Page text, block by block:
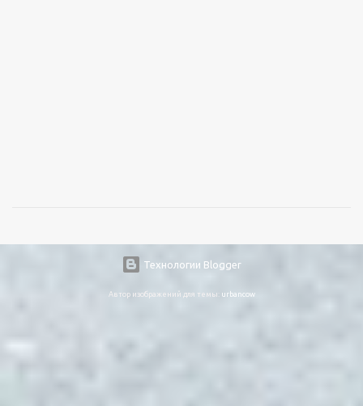
Технологии Blogger
Автор изображений для темы: urbancow